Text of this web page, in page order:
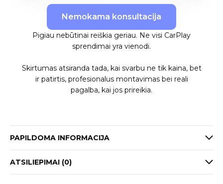
Nemokama konsultacija
Pigiau nebūtinai reiškia geriau. Ne visi CarPlay
sprendimai yra vienodi.
Skirtumas atsiranda tada, kai svarbu ne tik kaina, bet
ir patirtis, profesionalus montavimas bei reali
pagalba, kai jos prireikia.
PAPILDOMA INFORMACIJA
ATSILIEPIMAI (0)